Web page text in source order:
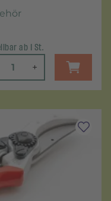
ab 1 St.
+